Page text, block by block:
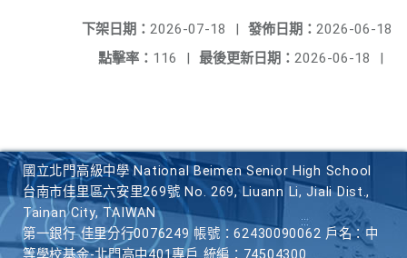
發佈日期： 2026-06-18
下架日期： 2026-07-18
|
最後更新日期： 2026-06-18 |
點擊率： 116 |
國立北門高級中學 National Beimen Senior High School
台南市佳里區六安里269號 No. 269, Liuann Li, Jiali Dist.,
Tainan City, TAIWAN
第一銀行 佳里分行0076249 帳號：62430090062 戶名：中
等學校基金-北門高中401專戶 統編：74504300